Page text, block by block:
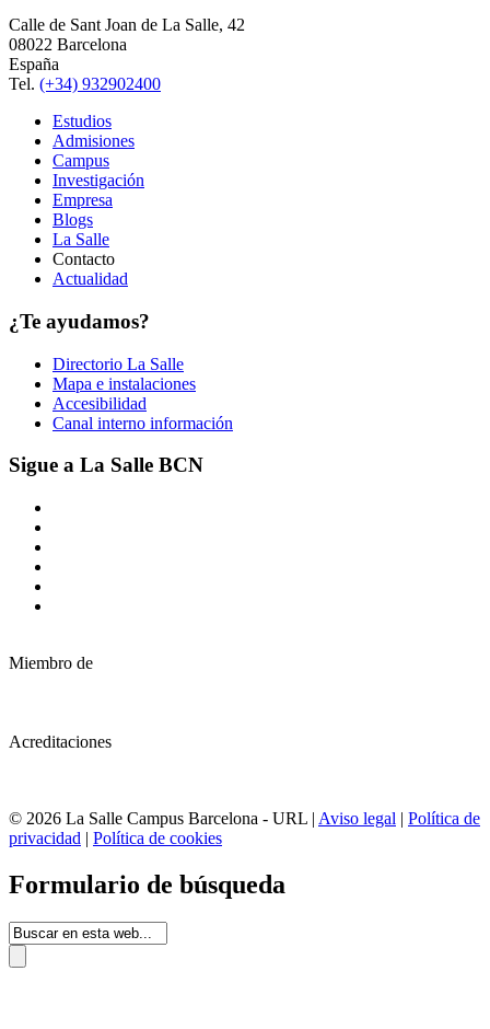
Calle de Sant Joan de La Salle, 42
08022 Barcelona
España
Tel. (+34) 932902400
Estudios
Admisiones
Campus
Investigación
Empresa
Blogs
La Salle
Contacto
Actualidad
¿Te ayudamos?
Directorio La Salle
Mapa e instalaciones
Accesibilidad
Canal interno información
Sigue a La Salle BCN
Miembro de
Acreditaciones
© 2026 La Salle Campus Barcelona - URL | Aviso legal | Política de
privacidad | Política de cookies
Formulario de búsqueda